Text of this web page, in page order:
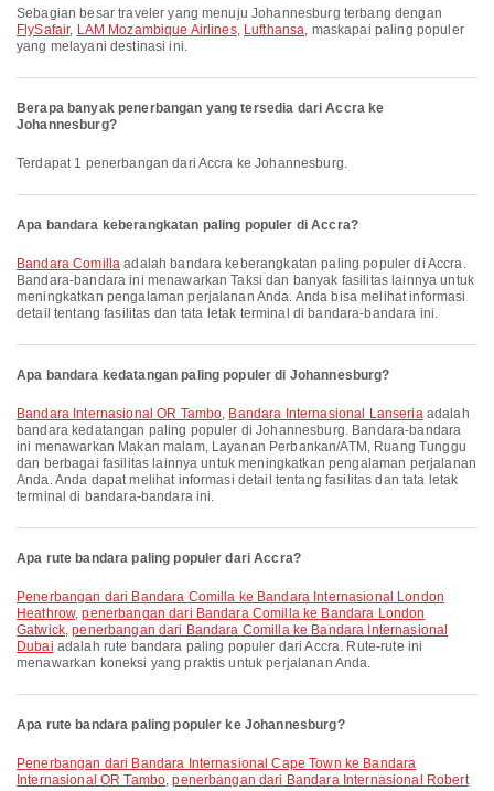
Sebagian besar traveler yang menuju Johannesburg terbang dengan
FlySafair, LAM Mozambique Airlines, Lufthansa, maskapai paling populer
yang melayani destinasi ini.
Berapa banyak penerbangan yang tersedia dari Accra ke
Johannesburg?
Terdapat 1 penerbangan dari Accra ke Johannesburg.
Apa bandara keberangkatan paling populer di Accra?
Bandara Comilla adalah bandara keberangkatan paling populer di Accra.
Bandara-bandara ini menawarkan Taksi dan banyak fasilitas lainnya untuk
meningkatkan pengalaman perjalanan Anda. Anda bisa melihat informasi
detail tentang fasilitas dan tata letak terminal di bandara-bandara ini.
Apa bandara kedatangan paling populer di Johannesburg?
Bandara Internasional OR Tambo, Bandara Internasional Lanseriaadalah
bandara kedatangan paling populer di Johannesburg. Bandara-bandara
ini menawarkan Makan malam, Layanan Perbankan/ATM, Ruang Tunggu
dan berbagai fasilitas lainnya untuk meningkatkan pengalaman perjalanan
Anda. Anda dapat melihat informasi detail tentang fasilitas dan tata letak
terminal di bandara-bandara ini.
Apa rute bandara paling populer dari Accra?
penerbangan dari Bandara Comilla ke Bandara Internasional London
Heathrow,penerbangan dari Bandara Comilla ke Bandara London
Gatwick,penerbangan dari Bandara Comilla ke Bandara Internasional
Dubai adalah rute bandara paling populer dari Accra. Rute-rute ini
menawarkan koneksi yang praktis untuk perjalanan Anda.
Apa rute bandara paling populer ke Johannesburg?
penerbangan dari Bandara Internasional Cape Town ke Bandara
Internasional OR Tambo,penerbangan dari Bandara Internasional Robert